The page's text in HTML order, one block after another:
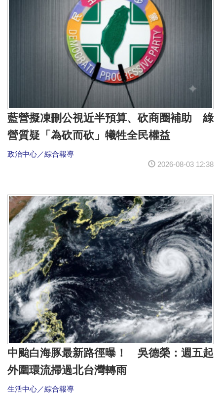
藍營擬凍刪公視近半預算、砍商圈補助 綠
營質疑「為砍而砍」犧牲全民權益
政治中心／綜合報導
2026-08-03 12:38
中颱白海豚最新路徑曝！ 吳德榮：週五起
外圍環流掃過北台灣轉雨
生活中心／綜合報導